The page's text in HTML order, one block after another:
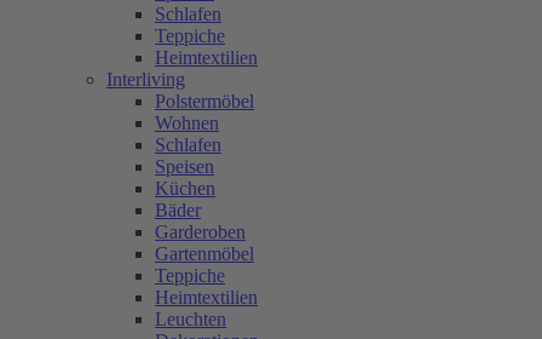
Schlafen
Teppiche
Heimtextilien
Interliving
Polstermöbel
Wohnen
Schlafen
Speisen
Küchen
Bäder
Garderoben
Gartenmöbel
Teppiche
Heimtextilien
Leuchten